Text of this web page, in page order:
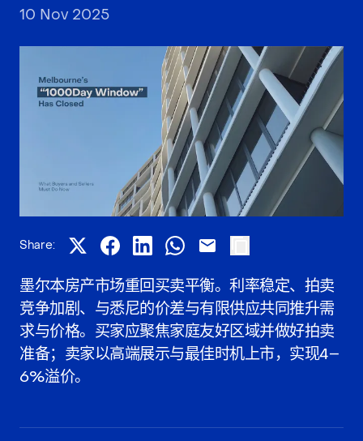
10 Nov 2025
Share:
墨尔本房产市场重回买卖平衡。利率稳定、拍卖
竞争加剧、与悉尼的价差与有限供应共同推升需
求与价格。买家应聚焦家庭友好区域并做好拍卖
准备；卖家以高端展示与最佳时机上市，实现4–
6%溢价。